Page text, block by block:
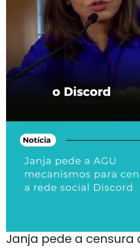
Janja pede a censura